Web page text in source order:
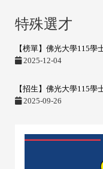
特殊選才
【榜單】佛光大學115
2025-12-04
【招生】佛光大學115
2025-09-26